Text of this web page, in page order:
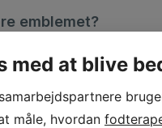
emblemet?
har lov til at
“Statsautoriseret
hele deres karriere
gennemførtuddannelsen
med at blive
måle, hvordan